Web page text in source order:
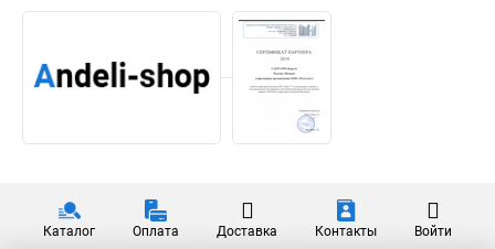
Каталог Оплата Доставка Контакты Войти